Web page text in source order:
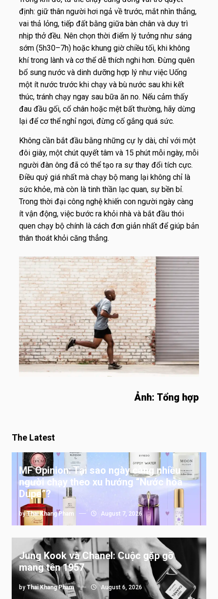
định: giữ thân người hơi ngả về trước, mắt nhìn thẳng,
vai thả lỏng, tiếp đất bằng giữa bàn chân và duy trì
nhịp thở đều. Nên chọn thời điểm lý tưởng như sáng
sớm (5h30–7h) hoặc khung giờ chiều tối, khi không
khí trong lành và cơ thể dễ thích nghi hơn. Đừng quên
bổ sung nước và dinh dưỡng hợp lý như việc Uống
một ít nước trước khi chạy và bù nước sau khi kết
thúc, tránh chạy ngay sau bữa ăn no. Nếu cảm thấy
đau đầu gối, cổ chân hoặc mệt bất thường, hãy dừng
lại để cơ thể nghỉ ngơi, đừng cố gắng quá sức.
Không cần bắt đầu bằng những cự ly dài, chỉ với một
đôi giày, một chút quyết tâm và 15 phút mỗi ngày, mỗi
người đàn ông đã có thể tạo ra sự thay đổi tích cực.
Điều quý giá nhất mà chạy bộ mang lại không chỉ là
sức khỏe, mà còn là tinh thần lạc quan, sự bền bỉ.
Trong thời đại công nghệ khiến con người ngày càng
ít vận động, việc bước ra khỏi nhà và bắt đầu thói
quen chạy bộ chính là cách đơn giản nhất để giúp bản
thân thoát khỏi căng thẳng.
Ảnh: Tổng hợp
The Latest
MF Opinion: Tại sao ngày càng nhiều
người chạy theo xu hướng “Nước hoa
Dupe”?
byThai Khang Pham August 7, 2026
Jung Kook và Chanel: Cuộc gặp gỡ
mang tên 1957
by Thai Khang Pham August 6, 2026